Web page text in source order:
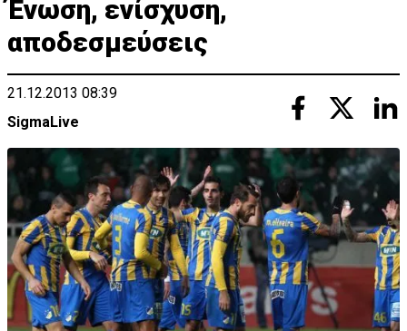
Ένωση, ενίσχυση,
αποδεσμεύσεις
21.12.2013 08:39
SigmaLive